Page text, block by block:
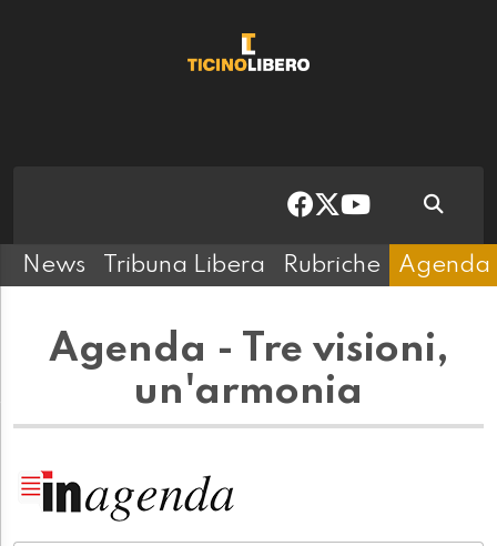
News Tribuna Libera Rubriche Agenda
Agenda - Tre visioni,
un'armonia